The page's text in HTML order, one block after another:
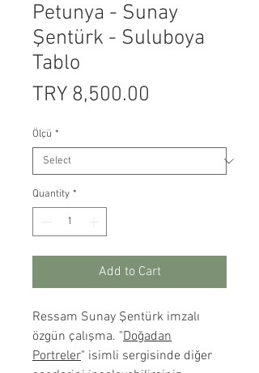
Petunya - Sunay
Şentürk - Suluboya
Tablo
TRY 8,500.00
Ölçü *
Quantity *
Add to Cart
Ressam Sunay Şentürk imzalı
özgün çalışma. "Doğadan
Portreler" isimli sergisinde diğer